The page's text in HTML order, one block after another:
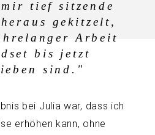
tief sitzende
gekitzelt,
Arbeit
bis jetzt
sind."
bei Julia war, dass ich
erhöhen kann, ohne